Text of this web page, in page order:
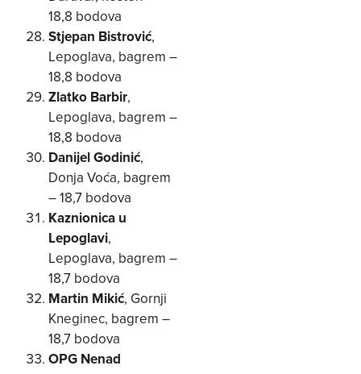
18,8 bodova
Stjepan Bistrović,
Lepoglava, bagrem –
18,8 bodova
Zlatko Barbir,
Lepoglava, bagrem –
18,8 bodova
Danijel Godinić,
Donja Voća, bagrem
– 18,7 bodova
Kaznionica u
Lepoglavi,
Lepoglava, bagrem –
18,7 bodova
Martin Mikić, Gornji
Kneginec, bagrem –
18,7 bodova
OPG Nenad